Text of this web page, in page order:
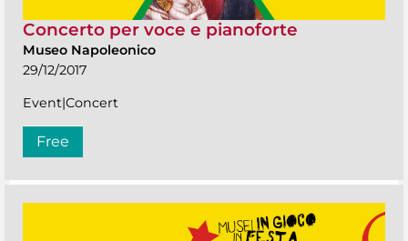
Concerto per voce e pianoforte
Museo Napoleonico
29/12/2017
Event|Concert
Free